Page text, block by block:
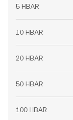
5 HBAR
10 HBAR
20 HBAR
50 HBAR
100 HBAR